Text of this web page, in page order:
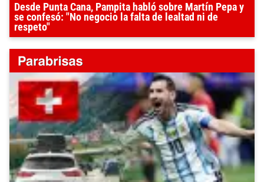
Desde Punta Cana, Pampita habló sobre Martín Pepa y
se confesó: "No negocio la falta de lealtad ni de
respeto"